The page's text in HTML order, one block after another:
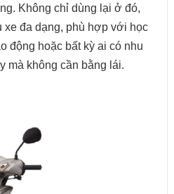
Không chỉ dùng lại ở đó,
xe đa dạng, phù hợp với học
động hoặc bất kỳ ai có nhu
mà không cần bằng lái.